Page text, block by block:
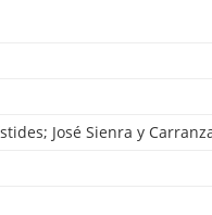
José Sienra y